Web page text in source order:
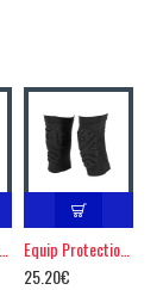
Equip Protection Pro polvisuojat
25.20€